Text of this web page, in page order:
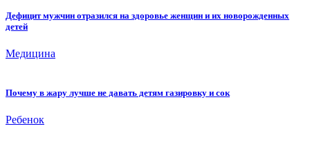
Дефицит мужчин отразился на здоровье женщин и их новорожденных
детей
Медицина
Почему в жару лучше не давать детям газировку и сок
Ребенок